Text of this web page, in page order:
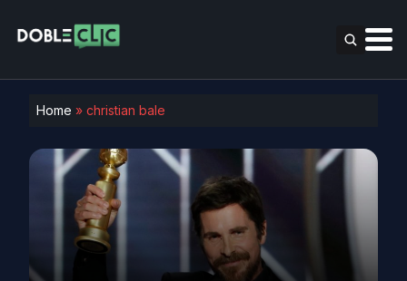
Home » christian bale